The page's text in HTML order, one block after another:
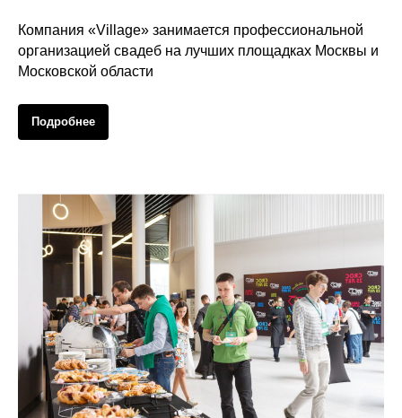
Компания «Village» занимается профессиональной
организацией свадеб на лучших площадках Москвы и
Московской области
Подробнее